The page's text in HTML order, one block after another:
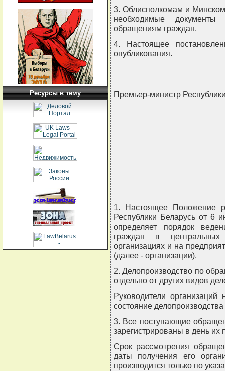
Ресурсы в тему
3. Облисполкомам и
необходимые
обращениям граждан.
4. Настоящее
опубликования.
Премьер-министр
1. Настоящее Положение
Республики Беларусь от 6
определяет порядок
граждан в центральных
организациях и на
(далее - организации).
2. Делопроизводство по
отдельно от других видов
Руководители организаций
состояние
3. Все поступающие
зарегистрированы в день их
Срок рассмотрения
даты получения его
производится только по